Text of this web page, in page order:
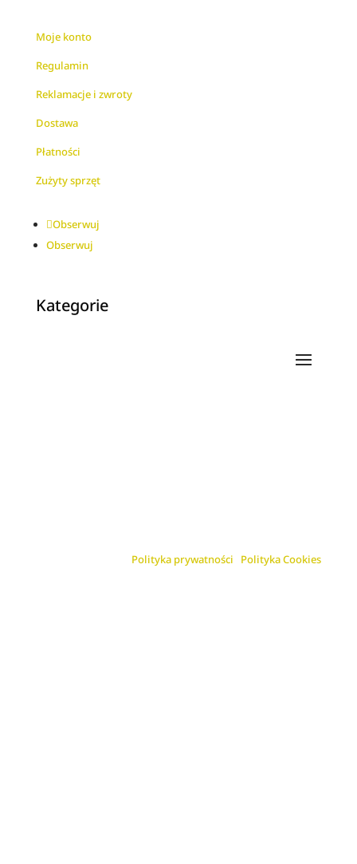
Moje konto
Regulamin
Reklamacje i zwroty
Dostawa
Płatności
Zużyty sprzęt
Obserwuj
Obserwuj
Kategorie
Polityka prywatności Polityka Cookies